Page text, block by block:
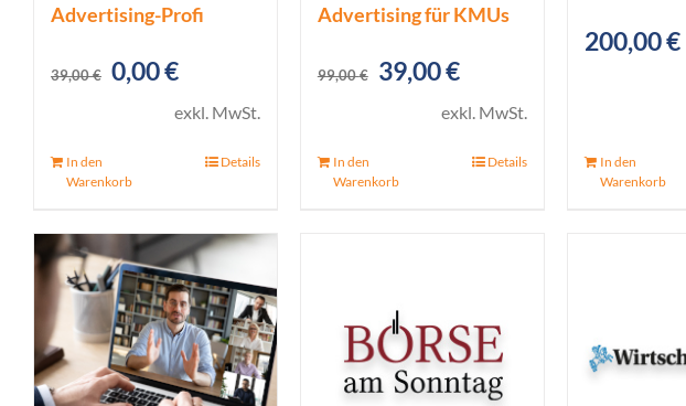
Advertising-Profi
39,00€ Ursprünglicher
39,00 €
0,00€Aktueller
Preis
exkl. MwSt.
In den
Warenkorb
Details
Advertising für KMUs
99,00€
Ursprünglicher
99,00 €
39,00€Aktueller
Preis
exkl. MwSt.
In den
Warenkorb
Details
200,00€
In den
Warenkorb